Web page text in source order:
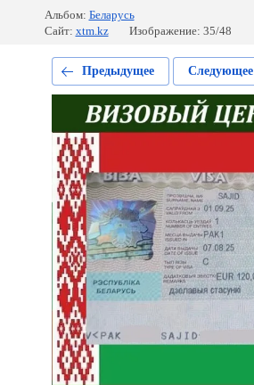
Альбом: Беларусь
Сайт: xtm.kz Изображение: 35/48
Предыдущее Следующее